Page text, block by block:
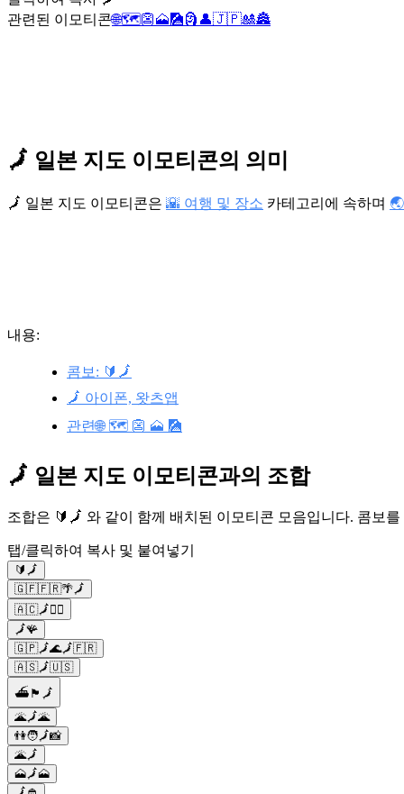
관련된 이모티콘🌐🗺️👺🗻🎑🗿 👤🇯🇵🎎🏯
🗾 일본 지도 이모티콘의 의미
🗾 일본 지도 이모티콘은 🌇 여행 및 장소 카테고리에 속하며
내용:
콤보: 🔰🗾
🗾 아이폰, 왓츠앱
관련🌐 🗺️ 👺 🗻 🎑
🗾 일본 지도 이모티콘과의 조합
조합은 🔰🗾 와 같이 함께 배치된 이모티콘 모음입니다. 콤보
탭/클릭하여 복사 및 붙여넣기
🔰🗾
🇬🇫🇫🇷🌴🗾
🇦🇨🗾🙋‍♂️
🗾🪸
🇬🇵🗾🌊🗾🇫🇷
🇦🇸🗾🇺🇸
⛴️🏴🗾
🌋🗾🌋
👫🧑🗾📸
🌋🗾
🗻🗾🗻